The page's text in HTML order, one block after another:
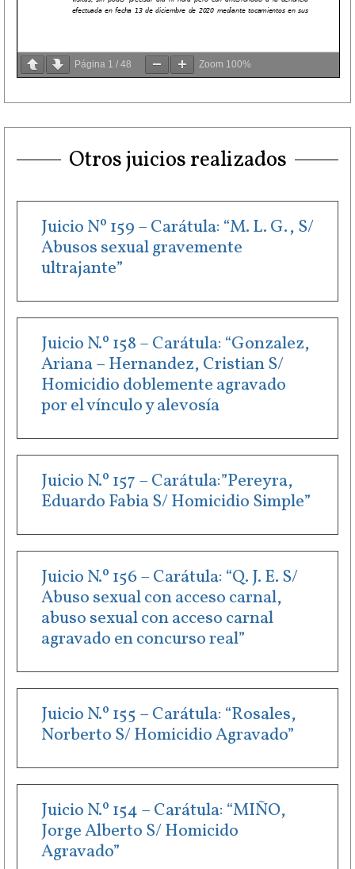
Página 1 / 48 Zoom 100%
Otros juicios realizados
Juicio Nº 159 – Carátula: “M. L. G., S/
Abusos sexual gravemente
ultrajante”
Juicio N.º 158 – Carátula: “Gonzalez,
Ariana – Hernandez, Cristian S/
Homicidio doblemente agravado
por el vínculo y alevosía
Juicio N.º 157 – Carátula:”Pereyra,
Eduardo Fabia S/ Homicidio Simple”
Juicio N.º 156 – Carátula: “Q. J. E. S/
Abuso sexual con acceso carnal,
abuso sexual con acceso carnal
agravado en concurso real”
Juicio N.º 155 – Carátula: “Rosales,
Norberto S/ Homicidio Agravado”
Juicio N.º 154 – Carátula: “MIÑO,
Jorge Alberto S/ Homicido
Agravado”